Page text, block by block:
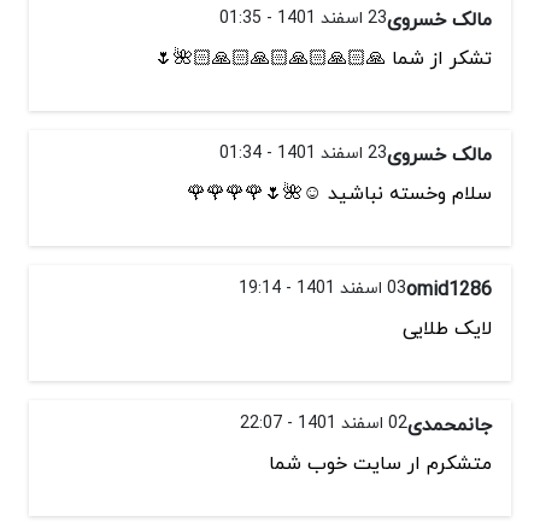
مالک خسروی23 اسفند 1401 - 01:35
تشکر از شما 🙏🏻🙏🏻🙏🏻🙏🏻🙏🏻🌺🌷
مالک خسروی23 اسفند 1401 - 01:34
سلام وخسته نباشید ☺️🌺🌷🌹🌹🌹🌹
omid128603 اسفند 1401 - 19:14
لایک طلایی
جانمحمدی02 اسفند 1401 - 22:07
متشکرم ار سایت خوب شما